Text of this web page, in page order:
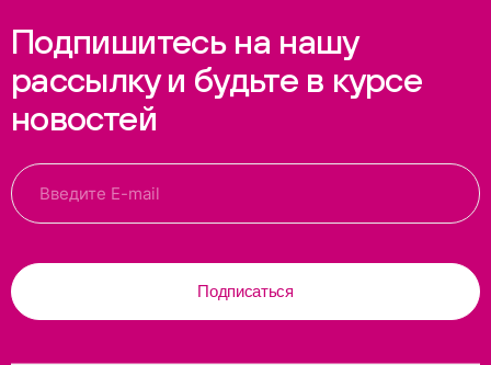
Подпишитесь на нашу
рассылку и будьте в курсе
новостей
Подписаться